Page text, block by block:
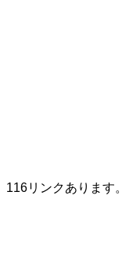
116リンクあります。